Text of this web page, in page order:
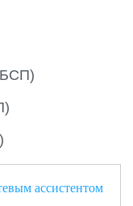
ассистентом